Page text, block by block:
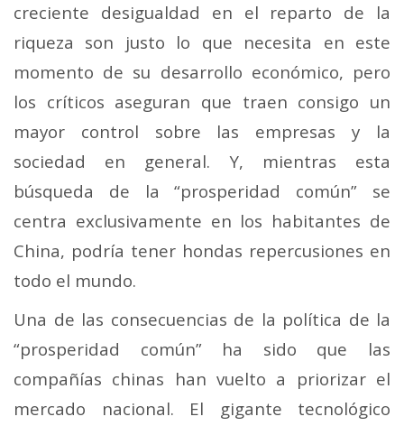
creciente desigualdad en el reparto de la
riqueza son justo lo que necesita en este
momento de su desarrollo económico, pero
los críticos aseguran que traen consigo un
mayor control sobre las empresas y la
sociedad en general.Y, mientras esta
búsqueda de la “prosperidad común” se
centra exclusivamente en los habitantes de
China, podría tener hondas repercusiones en
todo el mundo.
Una de las consecuencias de la política de la
“prosperidad común” ha sido que las
compañías chinas han vuelto a priorizar el
mercado nacional. El gigante tecnológico